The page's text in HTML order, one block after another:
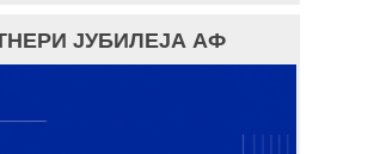
ЈУБИЛЕЈА АФ